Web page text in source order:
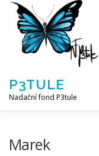
Přeskočit
obsah
P3TULE
Nadační fond P3tule
Marek